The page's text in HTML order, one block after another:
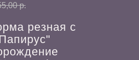
р.
резная с